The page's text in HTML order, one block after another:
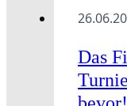
Das